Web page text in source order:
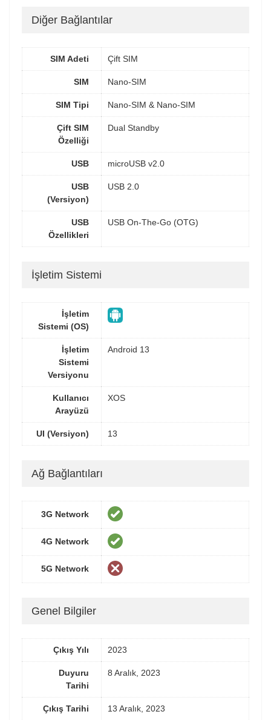
Diğer Bağlantılar
SIM Adeti Çift SIM
SIM Nano-SIM
SIM Tipi Nano-SIM & Nano-SIM
Çift SIM
Özelliği
Dual Standby
USB microUSB v2.0
USB
(Versiyon)
USB 2.0
USB
Özellikleri
USB On-The-Go (OTG)
İşletim Sistemi
İşletim
Sistemi (OS)
İşletim
Sistemi
Versiyonu
Android 13
Kullanıcı
Arayüzü
XOS
UI (Versiyon) 13
Ağ Bağlantıları
3G Network
4G Network
5G Network
Genel Bilgiler
Çıkış Yılı 2023
Duyuru
Tarihi
8 Aralık, 2023
Çıkış Tarihi 13 Aralık, 2023